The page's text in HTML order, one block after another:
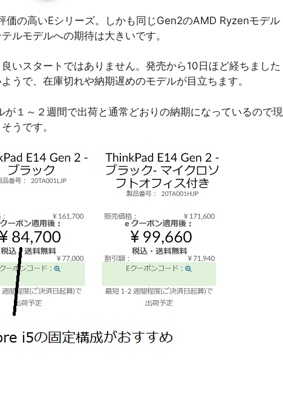
価の高いEシリーズ。しかも同じGen2のAMD Ryzenモデル
ルモデルへの期待は大きいです。
いスタートではありません。発売から10日ほど経ちました
うで、在庫切れや納期遅めのモデルが目立ちます。
１～２週間で出荷と通常どおりの納期になっているので現
うです。